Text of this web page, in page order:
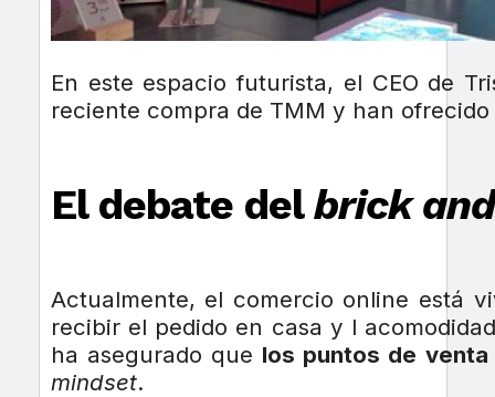
En este espacio futurista, el CEO de
reciente compra de TMM y han
El debate delbrick
Actualmente, el comercio online está
recibir el pedido en casa y l
ha asegurado que los puntos de
mindset.